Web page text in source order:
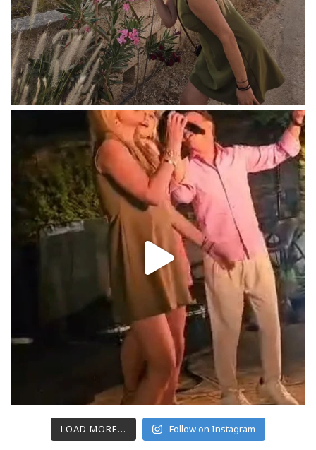
LOAD MORE... Follow on Instagram